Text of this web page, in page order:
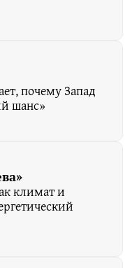
почему Запад
шанс»
климат и